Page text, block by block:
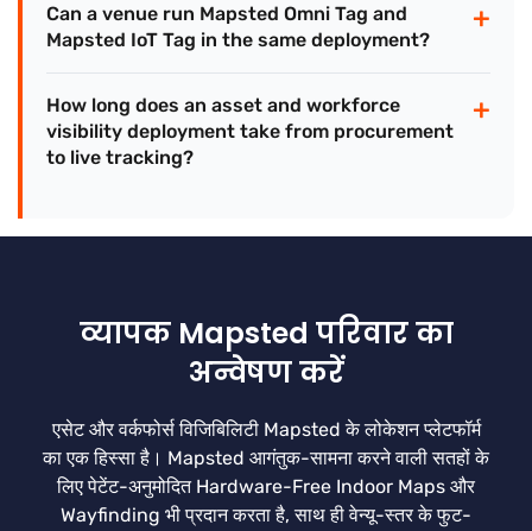
Can a venue run Mapsted Omni Tag and
Mapsted IoT Tag in the same deployment?
+
How long does an asset and workforce
visibility deployment take from procurement
to live tracking?
+
व्यापक Mapsted परिवार का
अन्वेषण करें
एसेट और वर्कफोर्स विजिबिलिटी Mapsted के लोकेशन प्लेटफॉर्म
का एक हिस्सा है। Mapsted आगंतुक-सामना करने वाली सतहों के
लिए पेटेंट-अनुमोदित Hardware-Free Indoor Maps और
Wayfinding भी प्रदान करता है, साथ ही वेन्यू-स्तर के फुट-